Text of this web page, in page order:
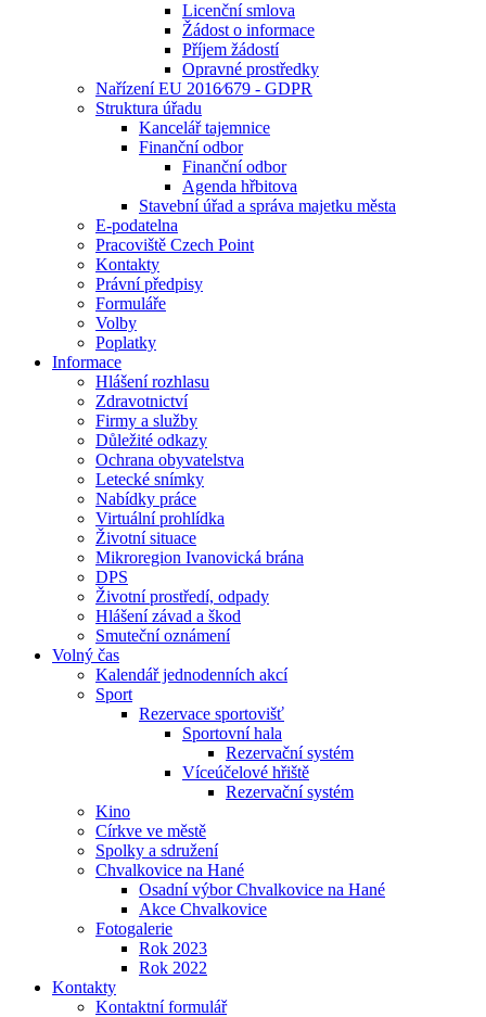
Licenční smlova
Žádost o informace
Příjem žádostí
Opravné prostředky
Nařízení EU 2016⁄679 - GDPR
Struktura úřadu
Kancelář tajemnice
Finanční odbor
Finanční odbor
Agenda hřbitova
Stavební úřad a správa majetku města
E-podatelna
Pracoviště Czech Point
Kontakty
Právní předpisy
Formuláře
Volby
Poplatky
Informace
Hlášení rozhlasu
Zdravotnictví
Firmy a služby
Důležité odkazy
Ochrana obyvatelstva
Letecké snímky
Nabídky práce
Virtuální prohlídka
Životní situace
Mikroregion Ivanovická brána
DPS
Životní prostředí, odpady
Hlášení závad a škod
Smuteční oznámení
Volný čas
Kalendář jednodenních akcí
Sport
Rezervace sportovišť
Sportovní hala
Rezervační systém
Víceúčelové hřiště
Rezervační systém
Kino
Církve ve městě
Spolky a sdružení
Chvalkovice na Hané
Osadní výbor Chvalkovice na Hané
Akce Chvalkovice
Fotogalerie
Rok 2023
Rok 2022
Kontakty
Kontaktní formulář